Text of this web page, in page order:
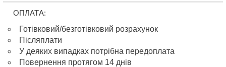
ОПЛАТА:
Готівковий/безготівковий розрахунок
Післяплати
У деяких випадках потрібна передоплата
Повернення протягом 14 днів